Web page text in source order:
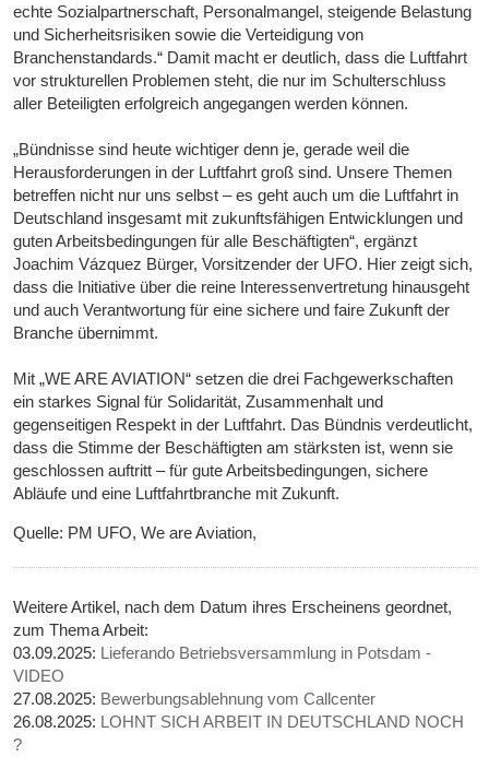
echte Sozialpartnerschaft, Personalmangel, steigende Belastung
und Sicherheitsrisiken sowie die Verteidigung von
Branchenstandards.“ Damit macht er deutlich, dass die Luftfahrt
vor strukturellen Problemen steht, die nur im Schulterschluss
aller Beteiligten erfolgreich angegangen werden können.
„Bündnisse sind heute wichtiger denn je, gerade weil die
Herausforderungen in der Luftfahrt groß sind. Unsere Themen
betreffen nicht nur uns selbst – es geht auch um die Luftfahrt in
Deutschland insgesamt mit zukunftsfähigen Entwicklungen und
guten Arbeitsbedingungen für alle Beschäftigten“, ergänzt
Joachim Vázquez Bürger, Vorsitzender der UFO. Hier zeigt sich,
dass die Initiative über die reine Interessenvertretung hinausgeht
und auch Verantwortung für eine sichere und faire Zukunft der
Branche übernimmt.
Mit „WE ARE AVIATION“ setzen die drei Fachgewerkschaften
ein starkes Signal für Solidarität, Zusammenhalt und
gegenseitigen Respekt in der Luftfahrt. Das Bündnis verdeutlicht,
dass die Stimme der Beschäftigten am stärksten ist, wenn sie
geschlossen auftritt – für gute Arbeitsbedingungen, sichere
Abläufe und eine Luftfahrtbranche mit Zukunft.
Quelle: PM UFO, We are Aviation,
Weitere Artikel, nach dem Datum ihres Erscheinens geordnet,
zum Thema Arbeit:
03.09.2025: Lieferando Betriebsversammlung in Potsdam -
VIDEO
27.08.2025: Bewerbungsablehnung vom Callcenter
26.08.2025: LOHNT SICH ARBEIT IN DEUTSCHLAND NOCH
?